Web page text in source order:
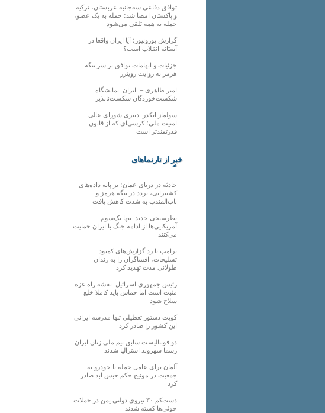
توافق دفاعی سه‌جانبه عربستان، ترکیه
و پاکستان امضا شد؛ حمله به یک عضو،
حمله به همه تلقی می‌شود
گزارش یورونیوز؛ آیا ایران واقعا در
آستانه انقلاب است؟
جزئیات و ابهامات توافق بر سر تنگه
هرمز به روایت رویترز
امیر طاهری – ایران: نمایشگاه
شکست‌خوردگان شکست‌ناپذیر
سولماز ایکدر: دبیری شورای عالی
امنیت ملی؛ کرسی‌ای که از قانون
قدرتمندتر است
خبر از تارنماهای
دیگر
حادثه در دریای عمان؛ بر پایه داده‌های
کشتیرانی، تردد در تنگه هرمز و
باب‌المندب به شدت کاهش یافت
نظرسنجی جدید: تنها یک‌سوم
آمریکایی‌ها از ادامه جنگ با ایران حمایت
می‌کنند
ترامپ با رد گزارش‌های کمبود
تسلیحات، افشاگران را به زندان
طولانی مدت تهدید کرد
رئیس‌ جمهوری اسرائیل: نقشه راه غزه
مثبت است اما حماس باید کاملا خلع
سلاح شود
کویت دستور تعطیلی تنها مدرسه ایرانی
این کشور را صادر کرد
دو فوتبالیست سابق تیم ملی زنان ایران
رسما شهروند استرالیا شدند
آلمان برای عامل حمله با خودرو به
جمعیت در مونیخ حکم حبس ابد صادر
کرد
دست‌کم ۳۰ نیروی دولتی یمن در حملات
حوثی‌ها کشته شدند